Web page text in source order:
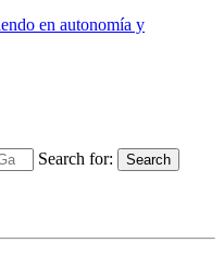
en autonomía y
Search for:
Search